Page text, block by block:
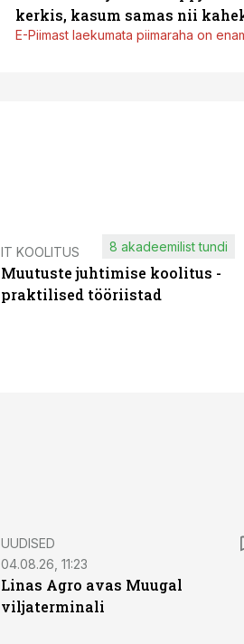
kerkis, kasum samas nii
E-Piimast laekumata piimaraha on
IT KOOLITUS
Muutuste juhtimise koolitus -
praktilised tööriistad
8 akadeemilist tundi
UUDISED
04.08.26, 11:23
Linas Agro avas Muugal
viljaterminali